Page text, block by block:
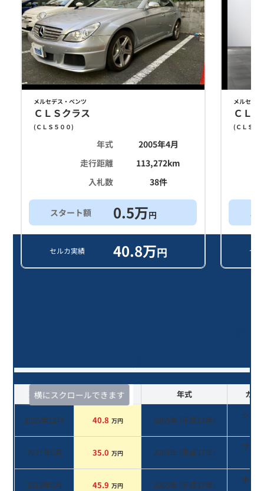
メルセデス・ベンツ
ＣＬＳクラス
( ＣＬＳ５００)
年式
2005年4月
走行距離
113,272km
入札数
38件
スタート額 0.5万円
セルカ実績 40.8万円
メルセデ
ＣＬ
( ＣＬＳ５
セ
横にスクロールできます
査定時期 セルカ実績 年式 カラ
2025年12月 40.8 万円 2005年 (平成17年)
シル
2021年6月 35.0 万円 2005年 (平成17年)
ブラ
2019年6月 45.9 万円 2005年 (平成17年)
ホワ